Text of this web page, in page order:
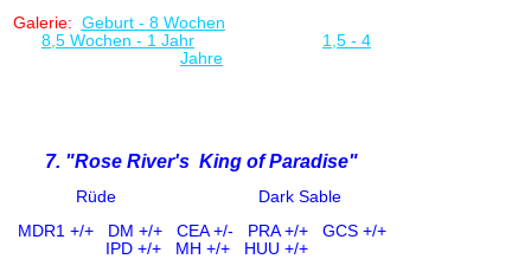
Galerie: Geburt - 8 Wochen
8,5 Wochen - 1 Jahr
1,5 - 4
Jahre
7. "Rose River's King of Paradise"
Rüde Dark Sable
MDR1 +/+
DM +/+ CEA +/-
PRA +/+ GCS +/+
IPD +/+MH +/+ HUU +/+